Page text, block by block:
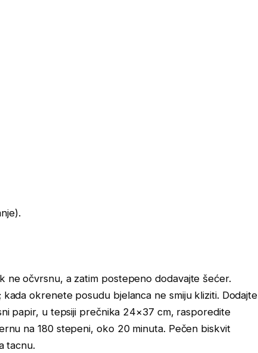
ne očvrsnu, a zatim postepeno dodavajte šećer.
okrenete posudu bjelanca ne smiju kliziti. Dodajte
papir, u tepsiji prečnika 24×37 cm, rasporedite
na 180 stepeni, oko 20 minuta. Pečen biskvit
tacnu.